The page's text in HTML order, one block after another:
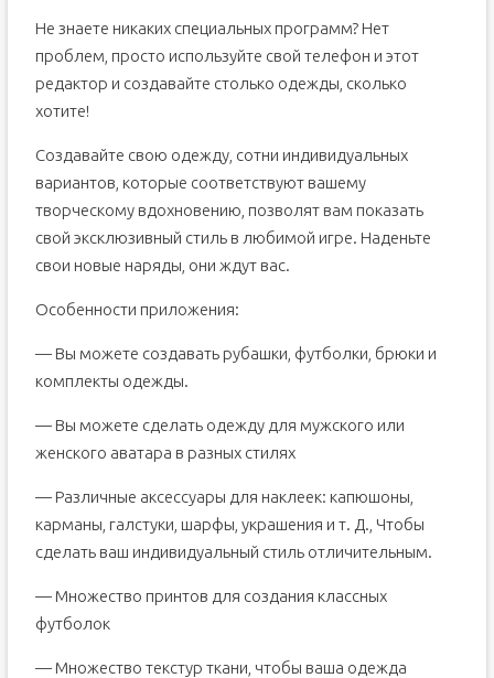
Не знаете никаких специальных программ? Нет
проблем, просто используйте свой телефон и этот
редактор и создавайте столько одежды, сколько
хотите!
Создавайте свою одежду, сотни индивидуальных
вариантов, которые соответствуют вашему
творческому вдохновению, позволят вам показать
свой эксклюзивный стиль в любимой игре. Наденьте
свои новые наряды, они ждут вас.
Особенности приложения:
— Вы можете создавать рубашки, футболки, брюки и
комплекты одежды.
— Вы можете сделать одежду для мужского или
женского аватара в разных стилях
— Различные аксессуары для наклеек: капюшоны,
карманы, галстуки, шарфы, украшения и т. Д., Чтобы
сделать ваш индивидуальный стиль отличительным.
— Множество принтов для создания классных
футболок
— Множество текстур ткани, чтобы ваша одежда